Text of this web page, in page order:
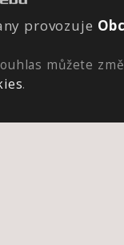
provozuje
můžete
.